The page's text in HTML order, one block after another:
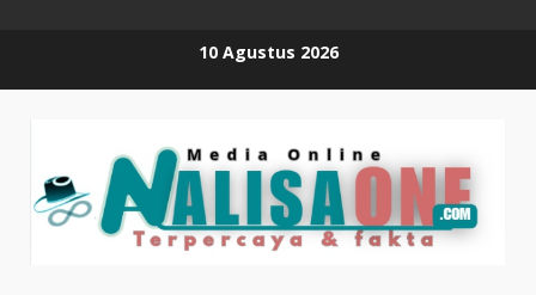
10 Agustus 2026